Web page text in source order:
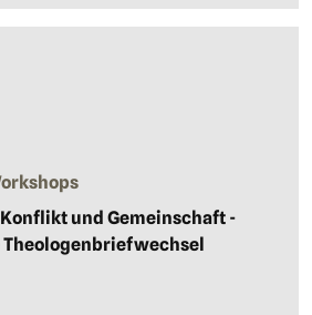
und Gemeinschaft -